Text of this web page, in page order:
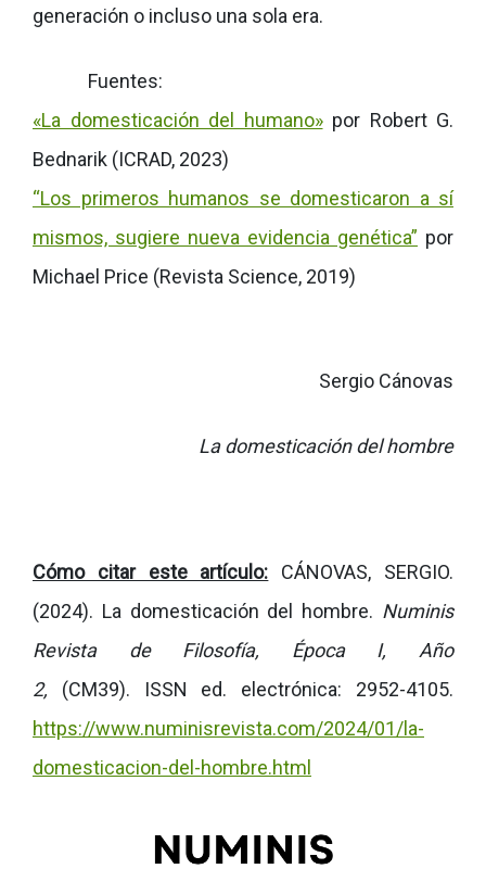
generación o incluso una sola era.
Fuentes:
«La domesticación del humano»por Robert G.
Bednarik (ICRAD, 2023)
“Los primeros humanos se domesticaron a sí
mismos, sugiere nueva evidencia genética” por
Michael Price (Revista Science, 2019)
Sergio Cánovas
La domesticación del hombre
Cómo citar este artículo: CÁNOVAS, SERGIO.
(2024). La domesticación del hombre. Numinis
Revista de Filosofía, Época I, Año
2, (CM39).
ISSN ed. electrónica: 2952-4105.
https://www.numinisrevista.com/2024/01/la-
domesticacion-del-hombre.html